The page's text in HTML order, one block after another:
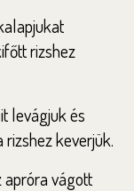
rizshez
levágjuk és
keverjük.
apróra vágott